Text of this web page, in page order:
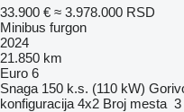
33.900 € ≈ 3.978.000 RSD
Minibus furgon
2024
21.850 km
Euro 6
Snaga 150 k.s. (110 kW)
konfiguracija 4x2 Broj mesta 3